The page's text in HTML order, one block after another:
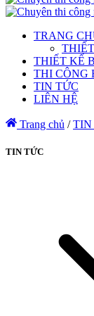
TRANG
THIẾT KẾ
THI CÔNG
TIN TỨC
LIÊN HỆ
Trang chủ / TIN
TIN TỨC